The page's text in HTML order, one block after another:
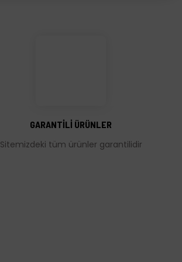
GARANTİLİ ÜRÜNLER
Sitemizdeki tüm ürünler garantilidir